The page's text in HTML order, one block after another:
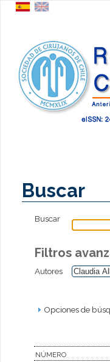
Buscar
Buscar
Filtros
Autores
Opciones de
NÚMERO